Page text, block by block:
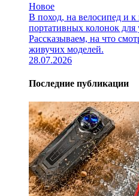
Новое
В поход, на велосипед и
портативных колонок
Рассказываем, на что
живучих моделей.
28.07.2026
Последние публикации